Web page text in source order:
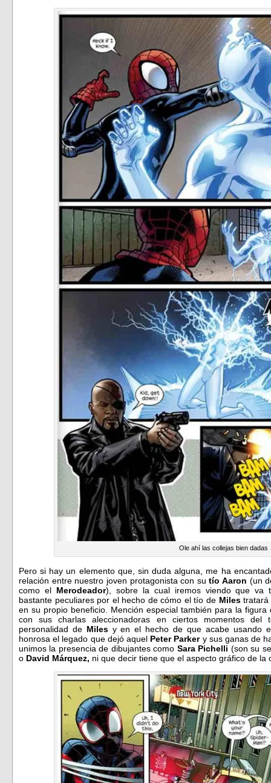
Ole ahí las collejas bien dadas
Pero si hay un elemento que, sin duda alguna, me ha
relación entre nuestro joven protagonista con sutío Aaron (un
como el Merodeador), sobre la cual iremos viendo que va
bastante peculiares por el hecho de cómo el tío de Milestratará
en su propio beneficio. Mención especial también para la
con sus charlas aleccionadoras en ciertos momentos del
personalidad de Miles y en el hecho de que acabe usando
honrosa el legado que dejó aquel Peter Parkery sus ganas de
unimos la presencia de dibujantes como Sara Pichelli (son su
o David Márquez, ni que decir tiene que el aspecto gráfico de